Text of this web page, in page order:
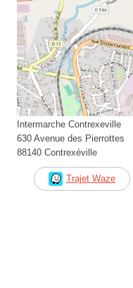
Intermarche Contrexeville
630 Avenue des Pierrottes
88140 Contrexéville
Trajet Waze